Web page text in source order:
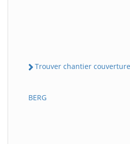
Trouver chantier couverture
BERG